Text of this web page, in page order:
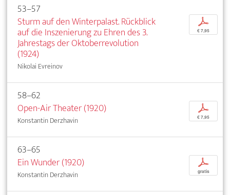
53–57
Sturm auf den Winterpalast. Rückblick
auf die Inszenierung zu Ehren des 3.
Jahrestags der Oktoberrevolution
(1924)
Nikolai Evreinov
p
€ 7,95
58–62
Open-Air Theater (1920)
Konstantin Derzhavin
p
€ 7,95
63–65
Ein Wunder (1920)
Konstantin Derzhavin
p
gratis